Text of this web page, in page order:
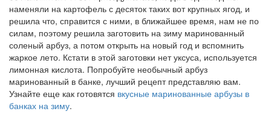
наменяли на картофель с десяток таких вот крупных ягод, и
решила что, справится с ними, в ближайшее время, нам не по
силам, поэтому решила заготовить на зиму маринованный
соленый арбуз, а потом открыть на новый год и вспомнить
жаркое лето. Кстати в этой заготовки нет уксуса, используется
лимонная кислота. Попробуйте необычный арбуз
маринованный в банке, лучший рецепт представляю вам.
Узнайте еще как готовятся вкусные маринованные арбузы в
банках на зиму.